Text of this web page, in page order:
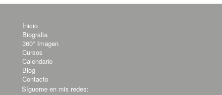
Inicio
Biografia
360° Imagen
Cursos
Calendario
Blog
Contacto
Sígueme en mis redes: